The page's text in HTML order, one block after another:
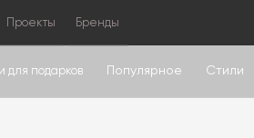
Проекты Бренды
для подарков Популярное Стили